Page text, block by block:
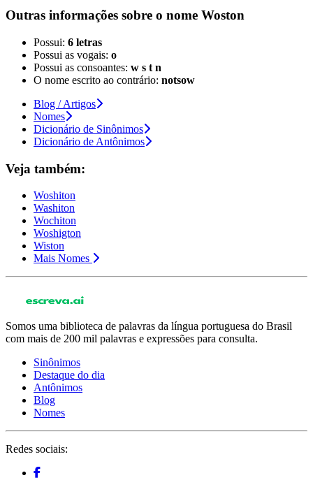
Outras informações sobre o nome Woston
Possui: 6 letras
Possui as vogais: o
Possui as consoantes: w s t n
O nome escrito ao contrário: notsow
Blog / Artigos
Nomes
Dicionário de Sinônimos
Dicionário de Antônimos
Veja também:
Woshiton
Washiton
Wochiton
Woshigton
Wiston
Mais Nomes
Somos uma biblioteca de palavras da língua portuguesa do Brasil
com mais de 200 mil palavras e expressões para consulta.
Sinônimos
Destaque do dia
Antônimos
Blog
Nomes
Redes sociais: